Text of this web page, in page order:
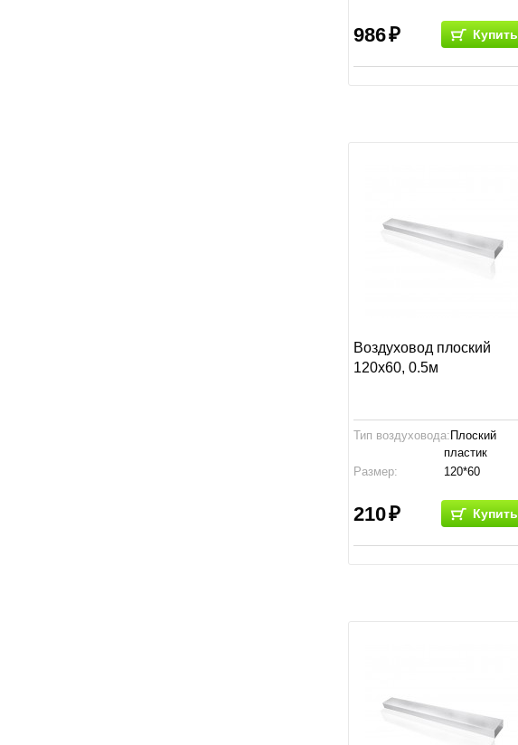
986 Купить
Воздуховод плоский
120х60, 0.5м
Тип воздуховода: Плоский
пластик
Размер:
120*60
210 Купить